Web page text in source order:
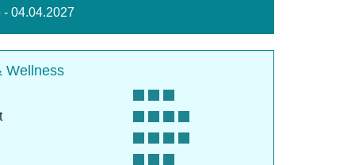
04.04.2027
Wellness